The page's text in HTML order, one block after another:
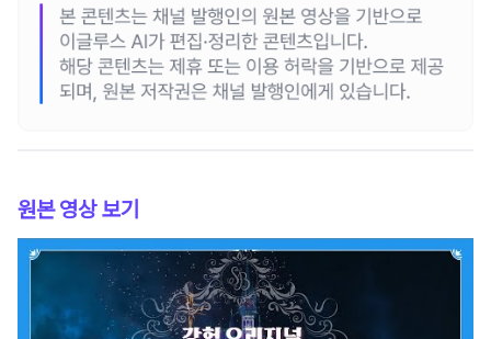
원본 영상 보기